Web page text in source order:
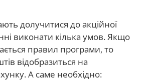
долучитися до акційної
виконати кілька умов. Якщо
правил програми, то
відобразиться на
А саме необхідно: